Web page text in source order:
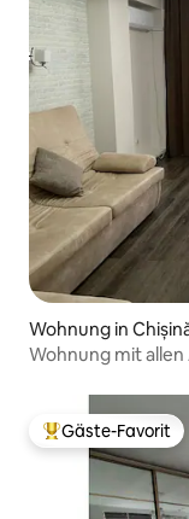
Wohnung in
Wohnung mit
Beliebter Gäste-
Gäste-Favorit